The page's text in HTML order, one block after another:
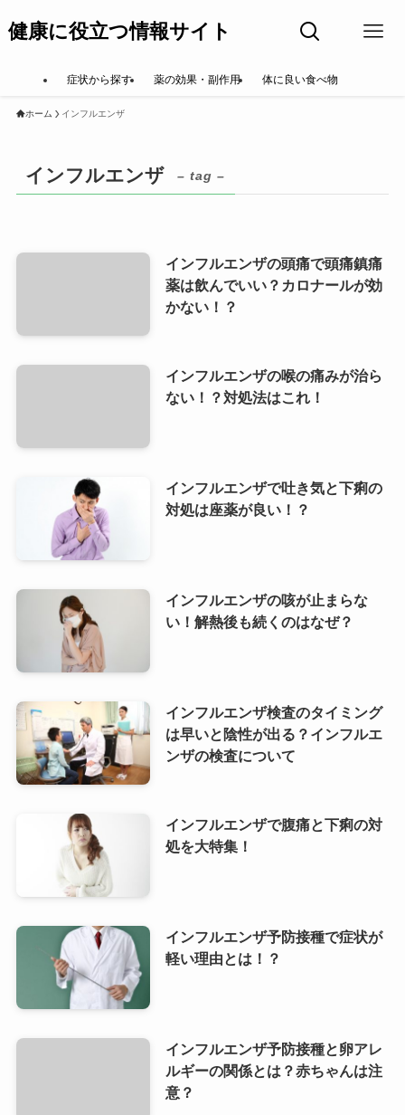
健康に役立つ情報サイト
症状から探す 薬の効果・副作用 体に良い食べ物
ホーム インフルエンザ
インフルエンザ – tag –
インフルエンザの頭痛で頭痛鎮痛
薬は飲んでいい？カロナールが効
かない！？
インフルエンザの喉の痛みが治ら
ない！？対処法はこれ！
インフルエンザで吐き気と下痢の
対処は座薬が良い！？
インフルエンザの咳が止まらな
い！解熱後も続くのはなぜ？
インフルエンザ検査のタイミング
は早いと陰性が出る？インフルエ
ンザの検査について
インフルエンザで腹痛と下痢の対
処を大特集！
インフルエンザ予防接種で症状が
軽い理由とは！？
インフルエンザ予防接種と卵アレ
ルギーの関係とは？赤ちゃんは注
意？